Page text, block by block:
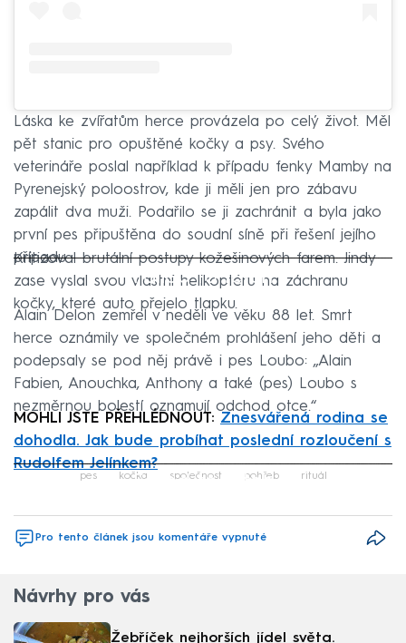
Láska ke zvířatům herce provázela po celý život. Měl
pět stanic pro opuštěné kočky a psy. Svého
veterináře poslal například k případu fenky Mamby na
Pyrenejský poloostrov, kde ji měli jen pro zábavu
zapálit dva muži. Podařilo se ji zachránit a byla jako
první pes připuštěna do soudní síně při řešení jejího
případu.
Failed to fetch
Kritizoval brutální postupy kožešinových farem. Jindy
zase vyslal svou vlastní helikoptéru na záchranu
kočky, které auto přejelo tlapku.
Alain Delon zemřel v neděli ve věku 88 let. Smrt
herce oznámily ve společném prohlášení jeho děti a
podepsaly se pod něj právě i pes Loubo: „Alain
Fabien, Anouchka, Anthony a také (pes) Loubo s
nezměrnou bolestí oznamují odchod otce.“
MOHLI JSTE PŘEHLÉDNOUT: Znesvářená rodina se
dohodla. Jak bude probíhat poslední rozloučení s
Rudolfem Jelínkem?
Failed to fetch
pes kočka společnost pohřeb rituál
Pro tento článek jsou komentáře vypnuté
Návrhy pro vás
Žebříček nejhorších jídel světa.